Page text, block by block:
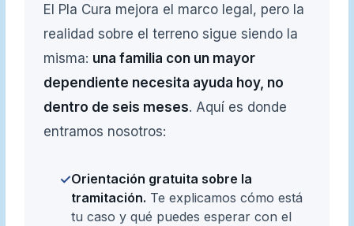
El Pla Cura mejora el marco legal, pero la
realidad sobre el terreno sigue siendo la
misma: una familia con un mayor
dependiente necesita ayuda hoy, no
dentro de seis meses. Aquí es donde
entramos nosotros:
✓Orientación gratuita sobre la
tramitación. Te explicamos cómo está
tu caso y qué puedes esperar con el